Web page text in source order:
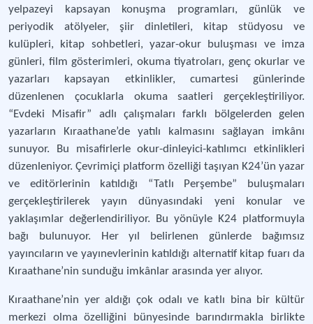
yelpazeyi kapsayan konuşma programları, günlük ve
periyodik atölyeler, şiir dinletileri, kitap stüdyosu ve
kulüpleri, kitap sohbetleri, yazar-okur buluşması ve imza
günleri, film gösterimleri, okuma tiyatroları, genç okurlar ve
yazarları kapsayan etkinlikler, cumartesi günlerinde
düzenlenen çocuklarla okuma saatleri gerçekleştiriliyor.
“Evdeki Misafir” adlı çalışmaları farklı bölgelerden gelen
yazarların Kıraathane’de yatılı kalmasını sağlayan imkânı
sunuyor. Bu misafirlerle okur-dinleyici-katılımcı etkinlikleri
düzenleniyor. Çevrimiçi platform özelliği taşıyan K24’ün yazar
ve editörlerinin katıldığı “Tatlı Perşembe” buluşmaları
gerçekleştirilerek yayın dünyasındaki yeni konular ve
yaklaşımlar değerlendiriliyor. Bu yönüyle K24 platformuyla
bağı bulunuyor. Her yıl belirlenen günlerde bağımsız
yayıncıların ve yayınevlerinin katıldığı alternatif kitap fuarı da
Kıraathane’nin sunduğu imkânlar arasında yer alıyor.
Kıraathane’nin yer aldığı çok odalı ve katlı bina bir kültür
merkezi olma özelliğini bünyesinde barındırmakla birlikte